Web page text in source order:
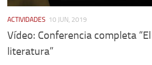
ACTIVIDADES 10 JUN, 2019
Vídeo: Conferencia completa
literatura”